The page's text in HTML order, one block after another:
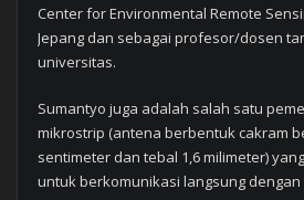
Center for Environmental Remote
Jepang dan sebagai profesor/dosen
universitas.
Sumantyo juga adalah salah satu
mikrostrip (antena berbentuk cakram
sentimeter dan tebal 1,6 milimeter)
untuk berkomunikasi langsung